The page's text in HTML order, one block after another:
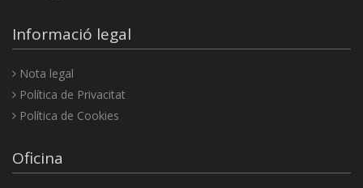
Informació legal
Nota legal
Política de Privacitat
Política de Cookies
Oficina